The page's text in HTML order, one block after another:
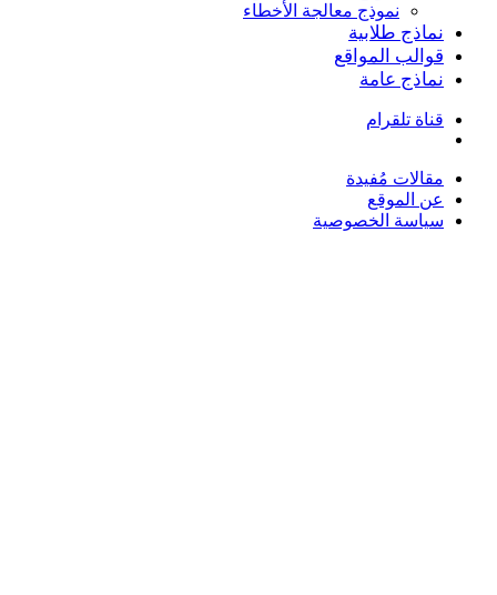
نموذج معالجة الأخطاء
نماذج طلابية
قوالب المواقع
نماذج عامة
قناة تلقرام
مقالات مُفيدة
عن الموقع
سياسة الخصوصية